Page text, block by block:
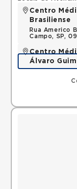
Centro
Brasiliense
Rua Americo
Campo, SP,
Centro
Álvaro
Avenida
do Campo,